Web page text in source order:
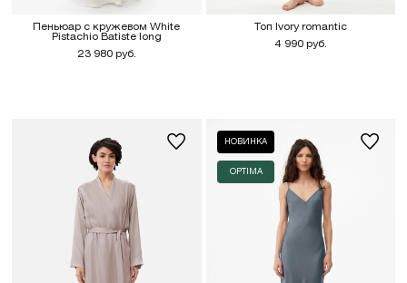
Пеньюар с кружевом White
Pistachio Batiste long
23 980 руб.
Топ Ivory romantic
4 990 руб.
НОВИНКА
OPTIMA